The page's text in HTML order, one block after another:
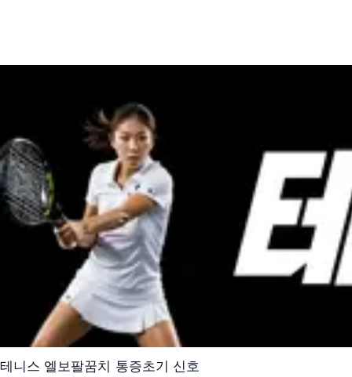
테니스 엘보 팔꿈치 통증초기 신호